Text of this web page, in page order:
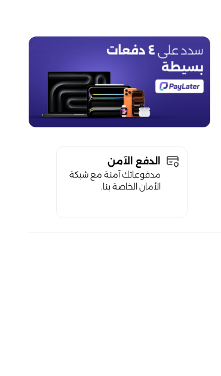
الدفع الآمن
مدفوعاتك آمنة مع شبكة
الأمان الخاصة بنا.